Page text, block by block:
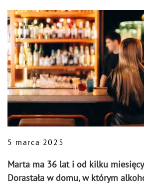
5 marca 2025
Marta ma 36 lat i od kilku
Dorastała w domu, w którym